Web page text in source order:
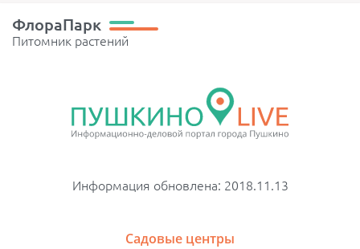
ФлораПарк
Питомник растений
Информация обновлена: 2018.11.13
Садовые центры